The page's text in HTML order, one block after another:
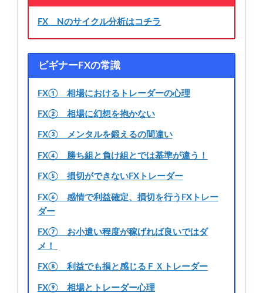
FX Nのサイクル分析はコチラ
ビギナーFXの常識
FX① 相場におけるトレーダーの心理
FX② 相場に幻想を抱かない
FX③ メンタルを鍛えるの間違い
FX④ 勝ち組と負け組とでは基準が違う！
FX⑤ 損切ができないFXトレーダー
FX⑥ 感情で利益確定、損切を行うFXトレー
ダー
FX⑦ お小遣い程度が稼げれば良いではダ
メ！
FX⑧ 利益でも損と感じるＦＸトレーダー
FX⑨ 相場とトレーダー心理